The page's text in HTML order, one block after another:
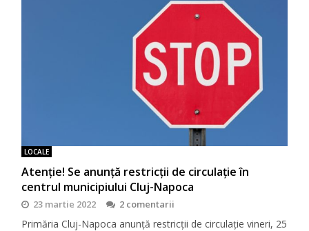
LOCALE
Atenție! Se anunță restricții de circulație în
centrul municipiului Cluj-Napoca
23 martie 2022 2 comentarii
Primăria Cluj-Napoca anunță restricții de circulație vineri, 25